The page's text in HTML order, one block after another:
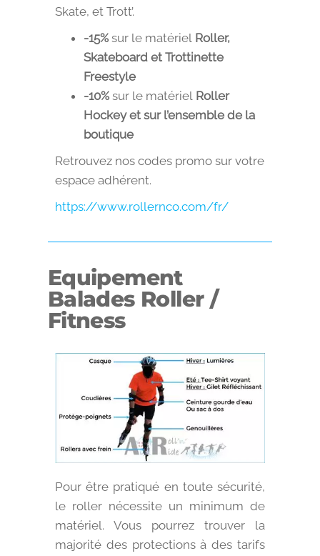
Skate, et Trott’.
-15%sur le matériel Roller,
Skateboard et Trottinette
Freestyle
-10%sur le matériel Roller
Hockey et sur l’ensemble de la
boutique
Retrouvez nos codes promo sur votre
espace adhérent.
https://www.rollernco.com/fr/
Equipement
Balades Roller /
Fitness
Pour être pratiqué en toute sécurité,
le roller nécessite un minimum de
matériel. Vous pourrez trouver la
majorité des protections à des tarifs